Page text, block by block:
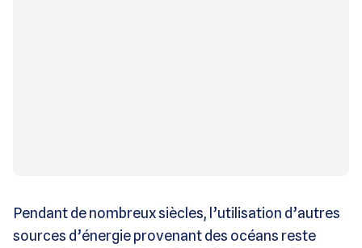
Pendant de nombreux siècles, l’utilisation d’autres
sources d’énergie provenant des océans reste